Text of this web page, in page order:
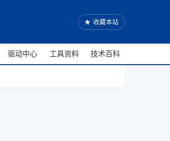
★ 收藏本站
驱动中心 工具资料 技术百科